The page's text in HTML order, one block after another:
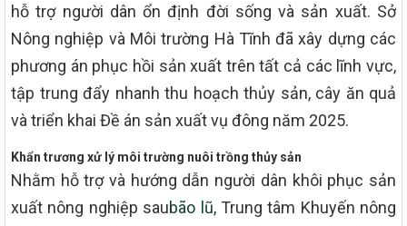
hỗ trợ người dân ổn định đời sống và sản xuất. Sở
Nông nghiệp và Môi trường Hà Tĩnh đã xây dựng các
phương án phục hồi sản xuất trên tất cả các lĩnh vực,
tập trung đẩy nhanh thu hoạch thủy sản, cây ăn quả
và triển khai Đề án sản xuất vụ đông năm 2025.
Khẩn trương xử lý môi trường nuôi trồng thủy sản
Nhằm hỗ trợ và hướng dẫn người dân khôi phục sản
xuất nông nghiệp saubão lũ, Trung tâm Khuyến nông